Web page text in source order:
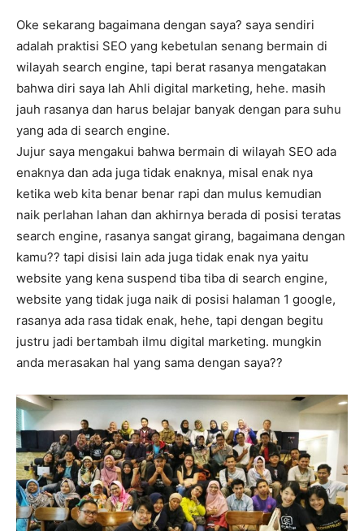
Oke sekarang bagaimana dengan saya? saya sendiri
adalah praktisi SEO yang kebetulan senang bermain di
wilayah search engine, tapi berat rasanya mengatakan
bahwa diri saya lah Ahli digital marketing, hehe. masih
jauh rasanya dan harus belajar banyak dengan para suhu
yang ada di search engine.
Jujur saya mengakui bahwa bermain di wilayah SEO ada
enaknya dan ada juga tidak enaknya, misal enak nya
ketika web kita benar benar rapi dan mulus kemudian
naik perlahan lahan dan akhirnya berada di posisi teratas
search engine, rasanya sangat girang, bagaimana dengan
kamu?? tapi disisi lain ada juga tidak enak nya yaitu
website yang kena suspend tiba tiba di search engine,
website yang tidak juga naik di posisi halaman 1 google,
rasanya ada rasa tidak enak, hehe, tapi dengan begitu
justru jadi bertambah ilmu digital marketing. mungkin
anda merasakan hal yang sama dengan saya??